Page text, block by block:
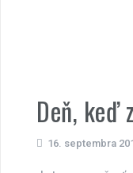
Deň, keď
16. septembra